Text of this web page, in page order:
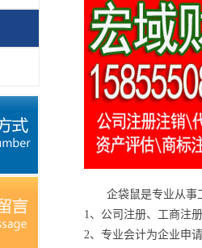
企袋鼠是专业从事
1、公司注册、工商注
2、专业会计为企业申